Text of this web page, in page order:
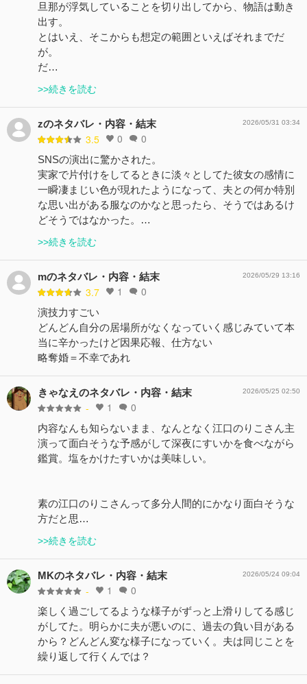
旦那が浮気していることを切り出してから、物語は動き
出す。
とはいえ、そこからも想定の範囲といえばそれまでだ
が。
だ…
>>続きを読む
zのネタバレ・内容・結末
3.5 0 0
2026/05/31 03:34
SNSの演出に驚かされた。
実家で片付けをしてるときに淡々としてた彼女の感情に
一瞬凄まじい色が現れたようになって、夫との何か特別
な思い出がある服なのかなと思ったら、そうではあるけ
どそうではなかった。…
>>続きを読む
mのネタバレ・内容・結末
3.7 1 0
2026/05/29 13:16
演技力すごい
どんどん自分の居場所がなくなっていく感じみていて本
当に辛かったけど因果応報、仕方ない
略奪婚＝不幸であれ
きゃなえのネタバレ・内容・結末
- 1 0
2026/05/25 02:50
内容なんも知らないまま、なんとなく江口のりこさん主
演って面白そうな予感がして深夜にすいかを食べながら
鑑賞。塩をかけたすいかは美味しい。
素の江口のりこさんって多分人間的にかなり面白そうな
方だと思…
>>続きを読む
MKのネタバレ・内容・結末
- 1 0
2026/05/24 09:04
楽しく過ごしてるような様子がずっと上滑りしてる感じ
がしてた。明らかに夫が悪いのに、過去の負い目がある
から？どんどん変な様子になっていく。夫は同じことを
繰り返して行くんでは？